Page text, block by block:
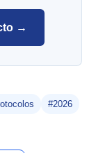
→
#2026